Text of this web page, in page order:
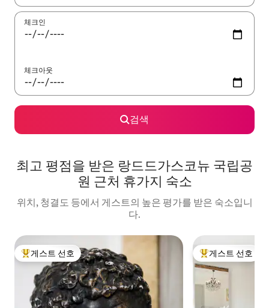
체크인
체크아웃
검색
최고 평점을 받은 랑드드가스코뉴 국립공
원 근처 휴가지 숙소
위치, 청결도 등에서 게스트의 높은 평가를 받은 숙소입니
다.
상위 게스트 선호
게스트 선호 상위 게스트 선호
게스트 선호